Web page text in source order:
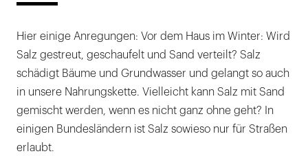
Hier einige Anregungen: Vor dem Haus im Winter: Wird
Salz gestreut, geschaufelt und Sand verteilt? Salz
schädigt Bäume und Grundwasser und gelangt so auch
in unsere Nahrungskette. Vielleicht kann Salz mit Sand
gemischt werden, wenn es nicht ganz ohne geht? In
einigen Bundesländern ist Salz sowieso nur für Straßen
erlaubt.